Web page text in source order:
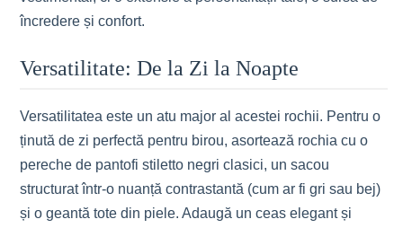
încredere și confort.
Versatilitate: De la Zi la Noapte
Versatilitatea este un atu major al acestei rochii. Pentru o
ținută de zi perfectă pentru birou, asortează rochia cu o
pereche de pantofi stiletto negri clasici, un sacou
structurat într-o nuanță contrastantă (cum ar fi gri sau bej)
și o geantă tote din piele. Adaugă un ceas elegant și